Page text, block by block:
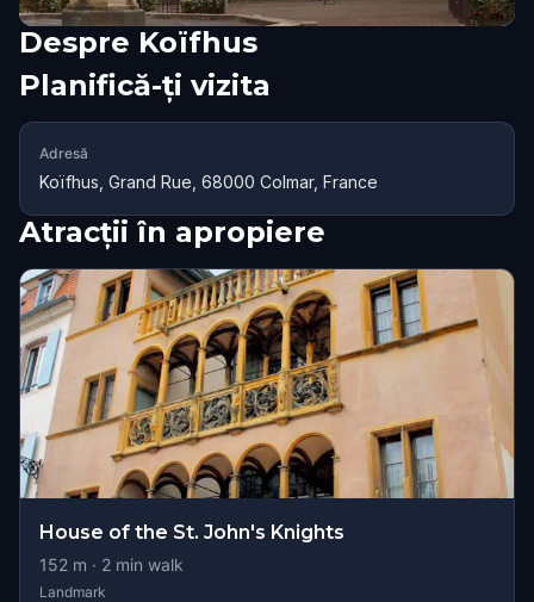
Despre Koïfhus
Planifică-ți vizita
Adresă
Koïfhus, Grand Rue, 68000 Colmar, France
Atracții în apropiere
House of the St. John's Knights
152 m · 2 min walk
Landmark